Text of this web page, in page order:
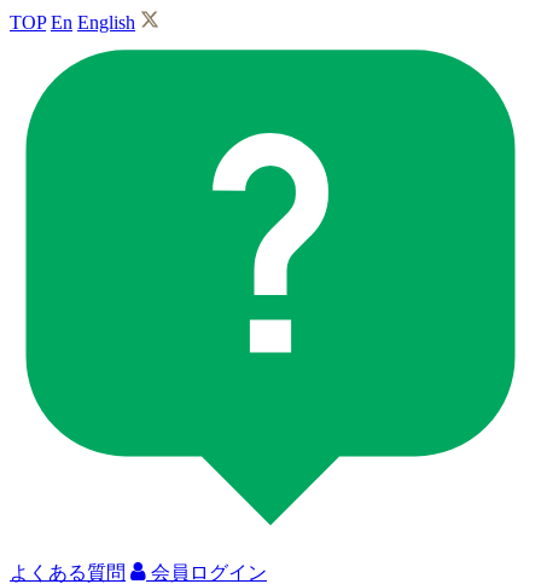
TOP En English
よくある質問 会員ログイン